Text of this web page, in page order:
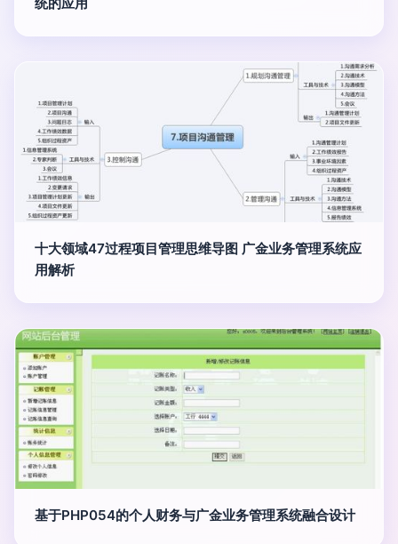
十大领域47过程项目管理思维导图 广金业务管理系统应
用解析
基于PHP054的个人财务与广金业务管理系统融合设计